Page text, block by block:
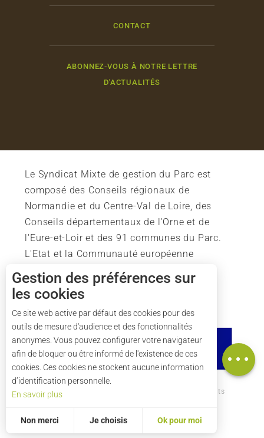
Horaires
Carte
CONTACT
ABONNEZ-VOUS À NOTRE LETTRE
D'ACTUALITÉS
Le Syndicat Mixte de gestion du Parc est
composé des Conseils régionaux de
Normandie et du Centre-Val de Loire, des
Conseils départementaux de l'Orne et de
l'Eure-et-Loir et des 91 communes du Parc.
L'Etat et la Communauté européenne
soutiennent également l'action du Parc.
Comment venir ? Crédits
Plan du site
Gestion des préférences sur
les cookies
Ce site web active par défaut des cookies pour des
outils de mesure d'audience et des fonctionnalités
anonymes. Vous pouvez configurer votre navigateur
afin de bloquer ou être informé de l'existence de ces
cookies. Ces cookies ne stockent aucune information
d’identification personnelle.
En savoir plus
Non merci Je choisis Ok pour moi